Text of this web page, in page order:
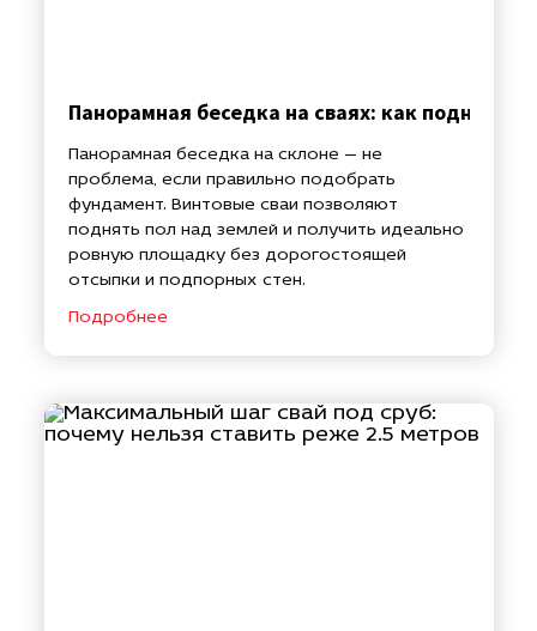
Панорамная беседка на сваях: как поднять
Панорамная беседка на склоне — не
проблема, если правильно подобрать
фундамент. Винтовые сваи позволяют
поднять пол над землей и получить идеально
ровную площадку без дорогостоящей
отсыпки и подпорных стен.
Подробнее